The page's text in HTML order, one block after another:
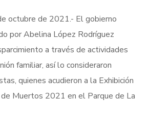
octubre de 2021.- El gobierno
por Abelina López Rodríguez
a través de actividades
familiar, así lo consideraron
quienes acudieron a la Exhibición
Muertos 2021 en el Parque de La